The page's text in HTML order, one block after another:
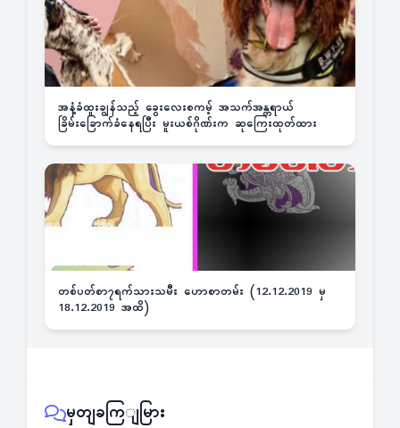
အနံ့ခံထူးချွန်သည့် ခွေးလေးစကမ့် အသက်အန္တရာယ်
ခြိမ်းခြောက်ခံနေရပြီး မူးယစ်ဂိုဏ်းက ဆုကြေးထုတ်ထား
တစ်ပတ်စာ၇ရက်သားသမီး ဟောစာတမ်း (12.12.2019 မှ
18.12.2019 အထိ)
မှတျခကြျမြား